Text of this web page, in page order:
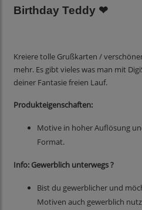
Birthday Teddy ❤
Kreiere tolle Grußkarten /
mehr. Es gibt vieles was man mit
deiner Fantasie freien Lauf.
Produkteigenschaften:
Motive in hoher Auflösung
Format.
Info: Gewerblich unterwegs ?
Bist du gewerblicher und
Motiven auch gewerblich